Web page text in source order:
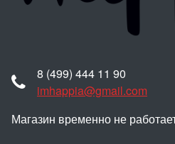
8 (499) 444 11 90
imhappia@gmail.com
Магазин временно не